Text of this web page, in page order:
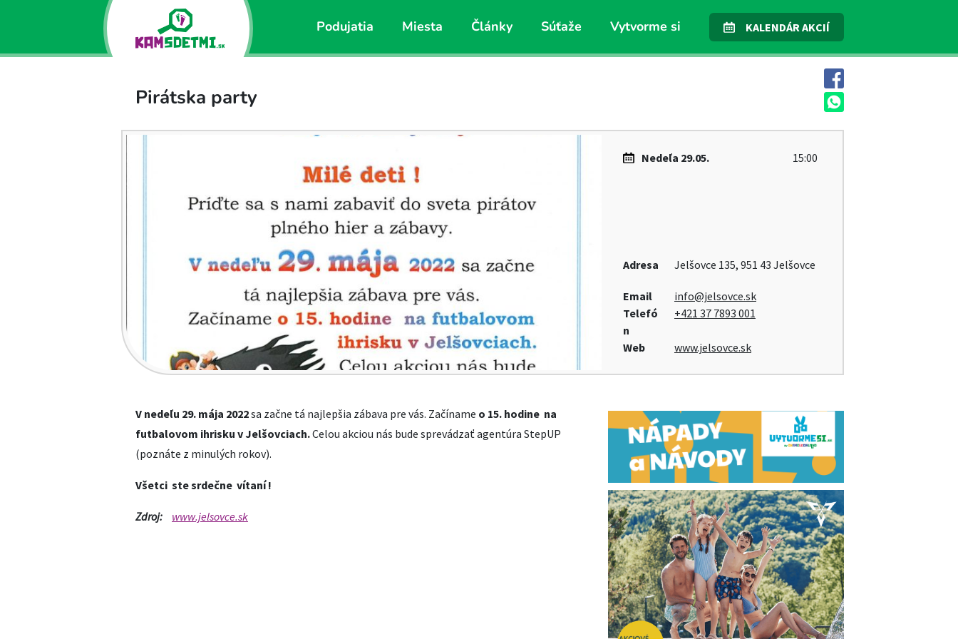
Podujatia Miesta Články Súťaže Vytvorme si KALENDÁR AKCIÍ
Pirátska party
Nedeľa 29.05. 15:00
Adresa Jelšovce 135, 951 43 Jelšovce
Email
info@jelsovce.sk
Telefó
n
+421 37 7893 001
Web www.jelsovce.sk
V nedeľu 29. mája 2022sa začne tá najlepšia zábava pre vás. Začíname o 15. hodine na
futbalovom ihrisku v Jelšovciach.Celou akciou nás bude sprevádzať agentúra StepUP
(poznáte z minulých rokov).
Všetci ste srdečne vítaní!
Zdroj: www.jelsovce.sk